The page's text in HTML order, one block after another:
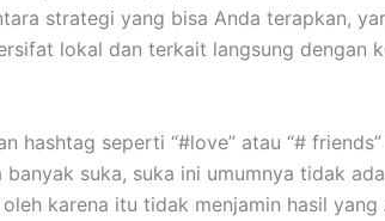
strategi yang bisa Anda terapkan,
lokal dan terkait langsung dengan
hashtag seperti “#love” atau “#
banyak suka, suka ini umumnya tidak
karena itu tidak menjamin hasil yang